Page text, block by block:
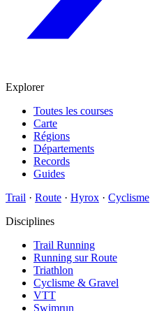
Explorer
Toutes les courses
Carte
Régions
Départements
Records
Guides
Trail · Route · Hyrox · Cyclisme
Disciplines
Trail Running
Running sur Route
Triathlon
Cyclisme & Gravel
VTT
Swimrun